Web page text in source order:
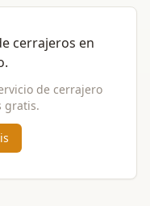
cerrajeros en
.
de cerrajero
gratis.